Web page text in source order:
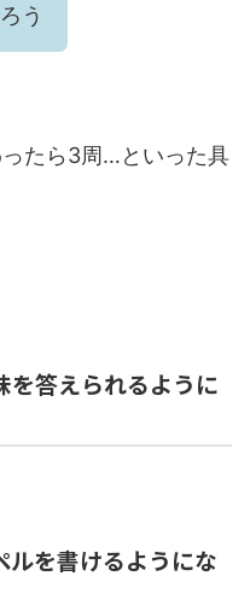
う
たら3周…といった具
答えられるように
を書けるようにな